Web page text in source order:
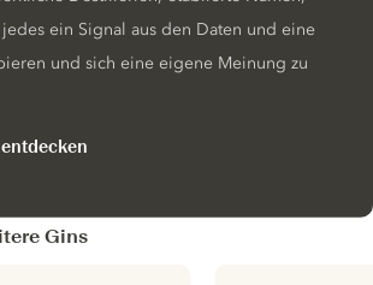
ein Signal aus den Daten und eine
und sich eine eigene Meinung zu
Gins